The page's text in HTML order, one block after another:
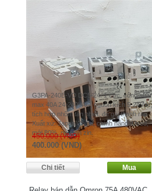
G3PA-240B-VD DC5-24. 1 cực, công
max 40A 24-240VAC, nguồn kích 5-24Vdc,
tích hợp nhôm tản nhiệt, đế gài thanh ray.
Xuất xứ: Japan/China, chính hãng. Used,
mới 80%, nguyên zin.
450.000 (VND)
400.000 (VND)